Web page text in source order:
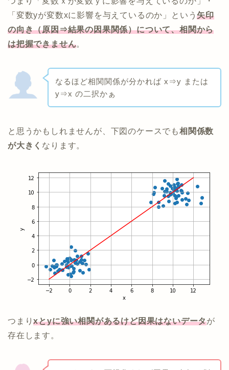
「変数yが変数xに影響を与えているのか」という矢印
の向き（原因⇒結果の因果関係）について、相関から
は把握できません。
なるほど相関関係が分かれば x⇒y または
y⇒x の二択かぁ
と思うかもしれませんが、下図のケースでも相関係数
が大きく なります。
つまりxとyに強い相関があるけど因果はないデータが
存在します。